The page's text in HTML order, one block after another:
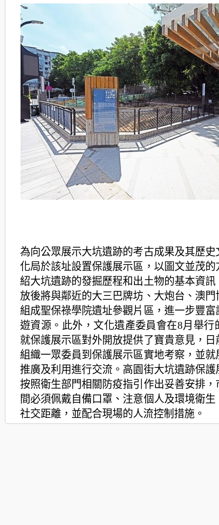
為向公眾展示大坑遺跡的考古成果及其歷史
化局於該址設置保護展示區，以圖文並茂的
紹大坑遺跡的發掘歷程和出土物的基本資訊
放後將與鄰近的大三巴牌坊、大炮台、澳門
組成聖保祿學院遺址參觀片區，進一步豐富
遊資源。此外，文化遺產委員會在8月舉行
就保護展示區對外開放提供了寶貴意見，日
組織一眾委員到保護展示區實地考察，並就
推廣及利用進行交流。高園街大坑遺跡保護
按照衛生部門相關防疫指引作出妥善安排，
間必須佩戴自備口罩、注意個人及環境衛
社交距離，並配合現場的人流控制措施。